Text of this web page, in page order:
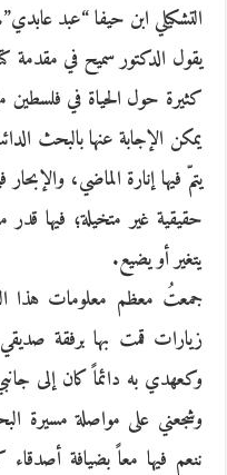
التشكيلي ابن حيفا “عبد
يقول الدكتور سميح في مقدمة
كثيرة حول الحياة في فلسطين
يمكن الإجابة عنها بالبحث
يتمّ فيها إنارة الماضي،
حقيقية غير متخيلة؛ فيها
يتغير أو يضيع.
جمعتُ معظم معلومات هذا
زيارات قمت بها برفقة
وكعهدي به دائماً كان إلى
وشجعني على مواصلة مسيرة
ننعم فيها معاً بضيافة